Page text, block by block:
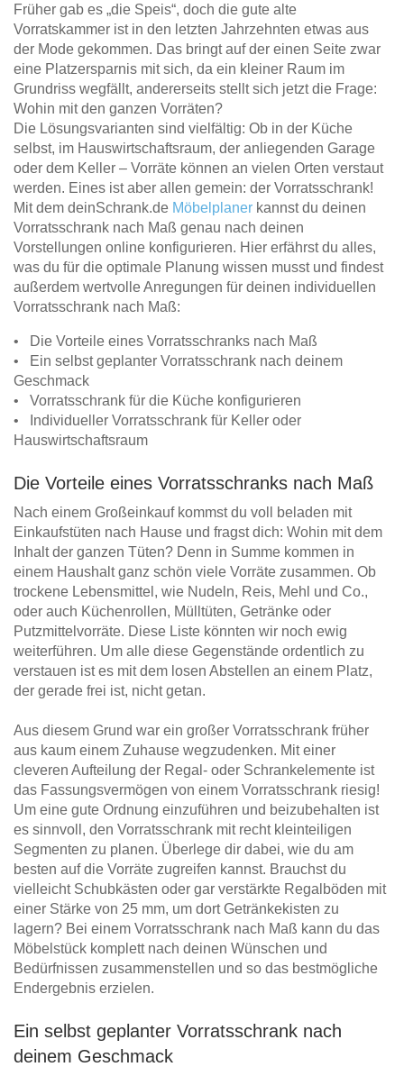
Früher gab es „die Speis“, doch die gute alte
Vorratskammer ist in den letzten Jahrzehnten etwas aus
der Mode gekommen. Das bringt auf der einen Seite zwar
eine Platzersparnis mit sich, da ein kleiner Raum im
Grundriss wegfällt, andererseits stellt sich jetzt die Frage:
Wohin mit den ganzen Vorräten?
Die Lösungsvarianten sind vielfältig: Ob in der Küche
selbst, im Hauswirtschaftsraum, der anliegenden Garage
oder dem Keller – Vorräte können an vielen Orten verstaut
werden. Eines ist aber allen gemein: der Vorratsschrank!
Mit dem deinSchrank.de Möbelplaner kannst du deinen
Vorratsschrank nach Maß genau nach deinen
Vorstellungen online konfigurieren. Hier erfährst du alles,
was du für die optimale Planung wissen musst und findest
außerdem wertvolle Anregungen für deinen individuellen
Vorratsschrank nach Maß:
• Die Vorteile eines Vorratsschranks nach Maß
• Ein selbst geplanter Vorratsschrank nach deinem
Geschmack
• Vorratsschrank für die Küche konfigurieren
• Individueller Vorratsschrank für Keller oder
Hauswirtschaftsraum
Die Vorteile eines Vorratsschranks nach Maß
Nach einem Großeinkauf kommst du voll beladen mit
Einkaufstüten nach Hause und fragst dich: Wohin mit dem
Inhalt der ganzen Tüten? Denn in Summe kommen in
einem Haushalt ganz schön viele Vorräte zusammen. Ob
trockene Lebensmittel, wie Nudeln, Reis, Mehl und Co.,
oder auch Küchenrollen, Mülltüten, Getränke oder
Putzmittelvorräte. Diese Liste könnten wir noch ewig
weiterführen. Um alle diese Gegenstände ordentlich zu
verstauen ist es mit dem losen Abstellen an einem Platz,
der gerade frei ist, nicht getan.
Aus diesem Grund war ein großer Vorratsschrank früher
aus kaum einem Zuhause wegzudenken. Mit einer
cleveren Aufteilung der Regal- oder Schrankelemente ist
das Fassungsvermögen von einem Vorratsschrank riesig!
Um eine gute Ordnung einzuführen und beizubehalten ist
es sinnvoll, den Vorratsschrank mit recht kleinteiligen
Segmenten zu planen. Überlege dir dabei, wie du am
besten auf die Vorräte zugreifen kannst. Brauchst du
vielleicht Schubkästen oder gar verstärkte Regalböden mit
einer Stärke von 25 mm, um dort Getränkekisten zu
lagern? Bei einem Vorratsschrank nach Maß kann du das
Möbelstück komplett nach deinen Wünschen und
Bedürfnissen zusammenstellen und so das bestmögliche
Endergebnis erzielen.
Ein selbst geplanter Vorratsschrank nach
deinem Geschmack